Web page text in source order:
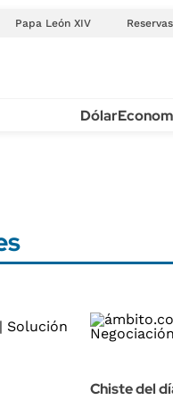
Papa León XIV Reservas
Dólar
Chiste del